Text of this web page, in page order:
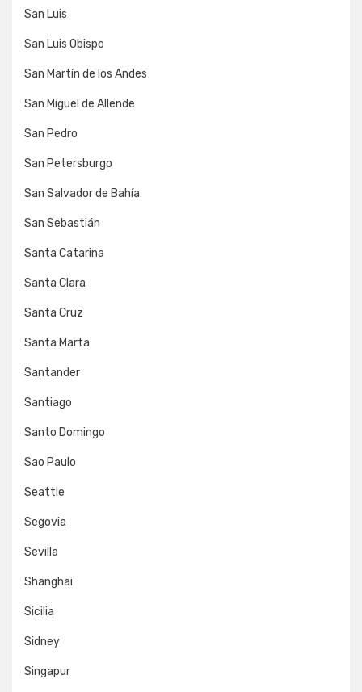
San Luis
San Luis Obispo
San Martín de los Andes
San Miguel de Allende
San Pedro
San Petersburgo
San Salvador de Bahía
San Sebastián
Santa Catarina
Santa Clara
Santa Cruz
Santa Marta
Santander
Santiago
Santo Domingo
Sao Paulo
Seattle
Segovia
Sevilla
Shanghai
Sicilia
Sidney
Singapur